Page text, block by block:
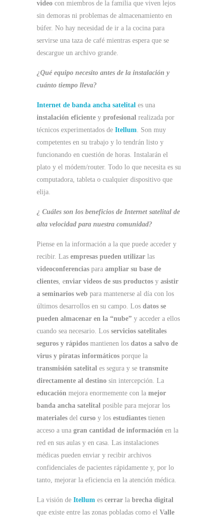
video con miembros de la familia que viven lejos
sin demoras ni problemas de almacenamiento en
búfer. No hay necesidad de ir a la cocina para
servirse una taza de café mientras espera que se
descargue un archivo grande.
¿Qué equipo necesito antes de la instalación y
cuánto tiempo lleva?
Internet de banda ancha satelital es una
instalación eficiente y profesional realizada por
técnicos experimentados de Itellum . Son muy
competentes en su trabajo y lo tendrán listo y
funcionando en cuestión de horas. Instalarán el
plato y el módem/router. Todo lo que necesita es su
computadora, tableta o cualquier dispositivo que
elija.
¿ Cuáles son los beneficios de Internet satelital de
alta velocidad para nuestra comunidad?
Piense en la información a la que puede acceder y
recibir. Las empresas pueden utilizar las
videoconferencias para ampliar su base de
clientes , enviar videos de sus productos y asistir
a seminarios web para mantenerse al día con los
últimos desarrollos en su campo. Los datos se
pueden almacenar en la “nube” y acceder a ellos
cuando sea necesario. Los servicios satelitales
seguros y rápidos mantienen los datos a salvo de
virus y piratas informáticos porque la
transmisión satelital es segura y se transmite
directamente al destino sin intercepción. La
educación mejora enormemente con la mejor
banda ancha satelital posible para mejorar los
materiales del curso y los estudiantes tienen
acceso a una gran cantidad de información en la
red en sus aulas y en casa. Las instalaciones
médicas pueden enviar y recibir archivos
confidenciales de pacientes rápidamente y, por lo
tanto, mejorar la eficiencia en la atención médica.
La visión de Itellum es cerrar la brecha digital
que existe entre las zonas pobladas como el Valle